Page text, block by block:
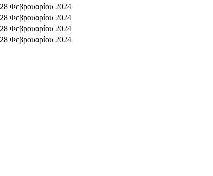
28 Φεβρουαρίου 2024
28 Φεβρουαρίου 2024
28 Φεβρουαρίου 2024
28 Φεβρουαρίου 2024